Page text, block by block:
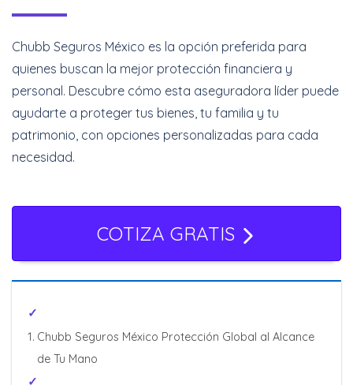
Cotizar Ahora
Meses Sin Intereses
Cotizar Ahora
Chubb Seguros México es la opción preferida para
quienes buscan la mejor protección financiera y
personal. Descubre cómo esta aseguradora líder puede
ayudarte a proteger tus bienes, tu familia y tu
patrimonio, con opciones personalizadas para cada
necesidad.
COTIZA GRATIS
Chubb Seguros México Protección Global al Alcance
de Tu Mano